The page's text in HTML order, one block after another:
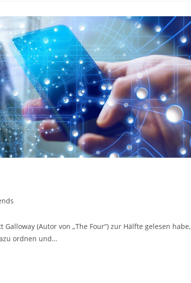
(Autor von „The Four“) zur Hälfte gelesen habe,
ordnen und…